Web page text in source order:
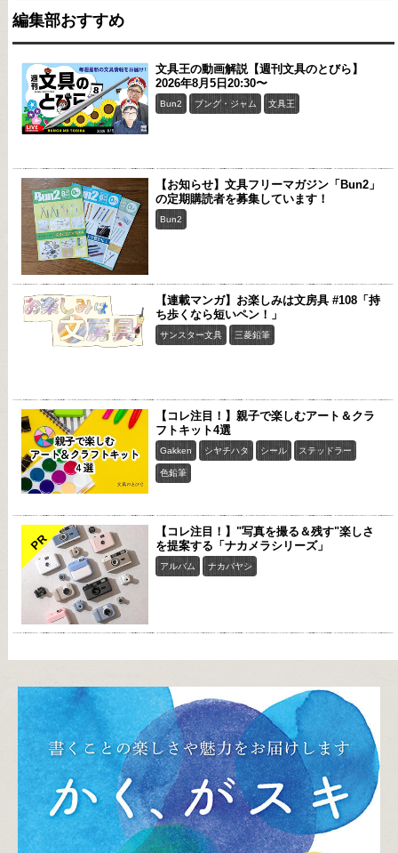
編集部おすすめ
文具王の動画解説【週刊文具のとびら】
2026年8月5日20:30〜
Bun2 ブング・ジャム 文具王
【お知らせ】文具フリーマガジン「Bun2」
の定期購読者を募集しています！
Bun2
【連載マンガ】お楽しみは文房具 #108「持
ち歩くなら短いペン！」
サンスター文具 三菱鉛筆
【コレ注目！】親子で楽しむアート＆クラ
フトキット4選
Gakken シヤチハタ シール ステッドラー
色鉛筆
PR
【コレ注目！】"写真を撮る＆残す"楽しさ
を提案する「ナカメラシリーズ」
アルバム ナカバヤシ